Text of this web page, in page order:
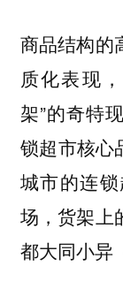
商品结构的
质化表现
架”的奇特
锁超市核心
城市的连
场，货架上
都大同小异